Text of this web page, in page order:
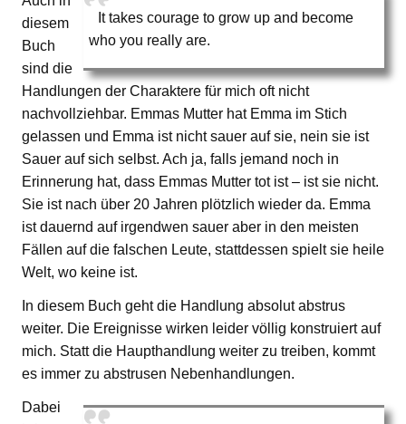
It takes courage to grow up and become
who you really are.
diesem
Buch
sind die
Handlungen der Charaktere für mich oft nicht
nachvollziehbar. Emmas Mutter hat Emma im Stich
gelassen und Emma ist nicht sauer auf sie, nein sie ist
Sauer auf sich selbst. Ach ja, falls jemand noch in
Erinnerung hat, dass Emmas Mutter tot ist – ist sie nicht.
Sie ist nach über 20 Jahren plötzlich wieder da. Emma
ist dauernd auf irgendwen sauer aber in den meisten
Fällen auf die falschen Leute, stattdessen spielt sie heile
Welt, wo keine ist.
In diesem Buch geht die Handlung absolut abstrus
weiter. Die Ereignisse wirken leider völlig konstruiert auf
mich. Statt die Haupthandlung weiter zu treiben, kommt
es immer zu abstrusen Nebenhandlungen.
Dabei